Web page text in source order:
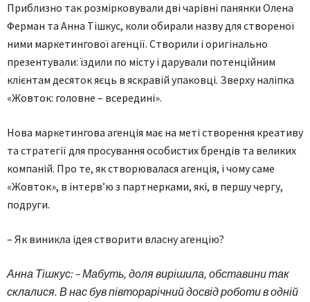
Приблизно так розмірковували дві чарівні панянки Олена
Ферман та Анна Тішкус, коли обирали назву для створеної
ними маркетингової агенції. Створили і оригінально
презентували: їздили по місту і дарували потенційним
клієнтам десяток яєць в яскравій упаковці. Зверху наліпка
«Жовток: головне – всередині».
Нова маркетингова агенція має на меті створення креативу
та стратегії для просування особистих брендів та великих
компаній. Про те, як створювалася агенція, і чому саме
«Жовток», в інтерв’ю з партнерками, які, в першу чергу,
подруги.
– Як виникла ідея створити власну агенцію?
Анна Тішкус: – Мабуть, доля вирішила, обставини так
склалися. В нас був півторарічний досвід роботи в одній